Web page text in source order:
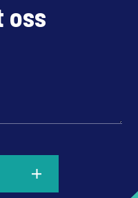
oss